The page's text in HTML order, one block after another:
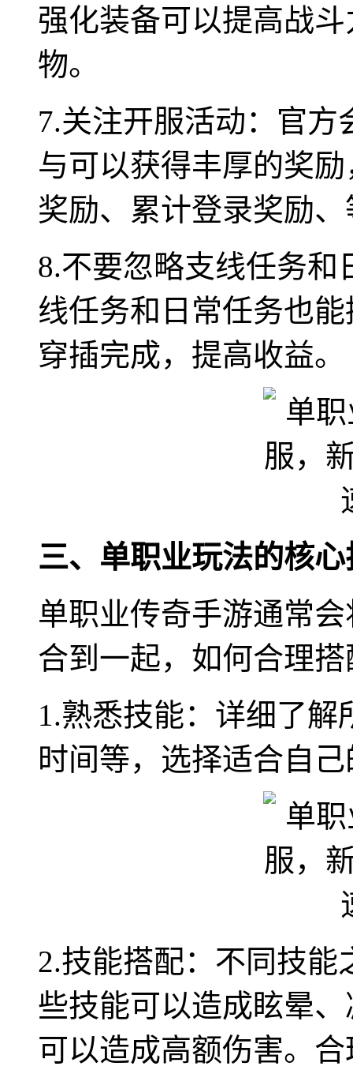
强化装备可以提高战
物。
7.关注开服活动：官
与可以获得丰厚的奖
奖励、累计登录奖励
8.不要忽略支线任务
线任务和日常任务也
穿插完成，提高收益。
三、单职业玩法的核心
单职业传奇手游通常
合到一起，如何合理
1.熟悉技能：详细了
时间等，选择适合自
2.技能搭配：不同技
些技能可以造成眩晕
可以造成高额伤害。